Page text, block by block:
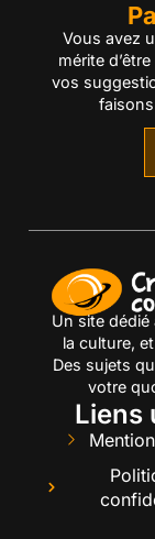
Vous avez
mérite
vos
Un site dédié
la culture,
Des sujets
votre
Liens